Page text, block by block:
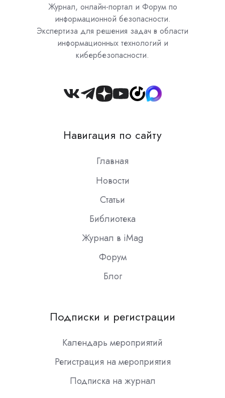
Журнал, онлайн-портал и Форум по
информационной безопасности.
Экспертиза для решения задач в области
информационных технологий и
кибербезопасности.
Join
Slack
Навигация по сайту
Главная
Новости
Статьи
Библиотека
Журнал в iMag
Форум
Блог
Подписки и регистрации
Календарь мероприятий
Регистрация на мероприятия
Подписка на журнал